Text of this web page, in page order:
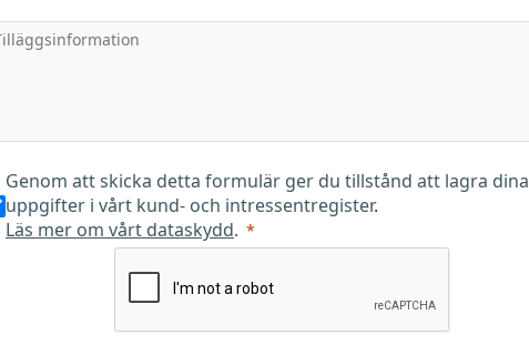
Genom att skicka detta formulär ger du tillstånd att lagra dina
uppgifter i vårt kund- och intressentregister.
Läs mer om vårt dataskydd.